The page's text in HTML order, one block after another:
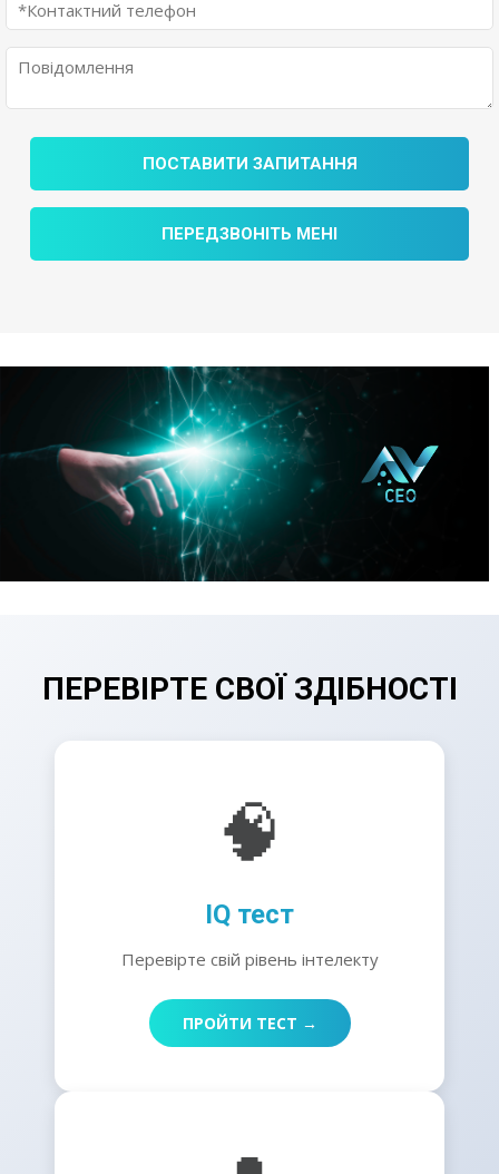
ПОСТАВИТИ ЗАПИТАННЯ
ПЕРЕДЗВОНІТЬ МЕНІ
ПЕРЕВІРТЕ СВОЇ ЗДІБНОСТІ
🧠
IQ тест
Перевірте свій рівень інтелекту
ПРОЙТИ ТЕСТ →